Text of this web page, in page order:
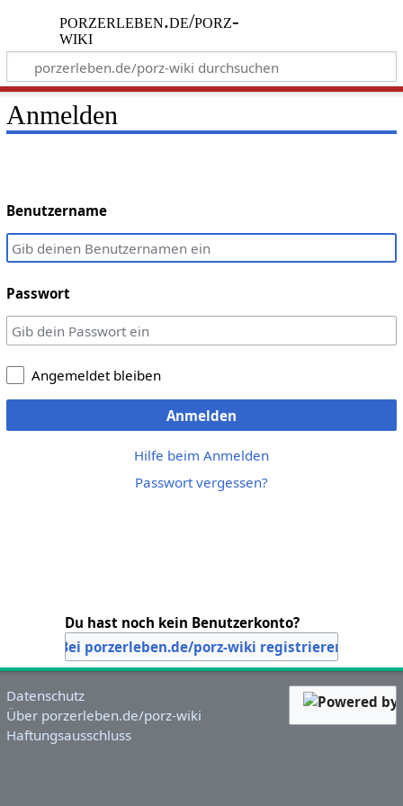
porzerleben.de/porz-
wiki
Anmelden
Benutzername
Passwort
Angemeldet bleiben
Anmelden
Hilfe beim Anmelden
Passwort vergessen?
Du hast noch kein Benutzerkonto?
Bei porzerleben.de/porz-wiki registrieren
Datenschutz
Über porzerleben.de/porz-wiki
Haftungsausschluss